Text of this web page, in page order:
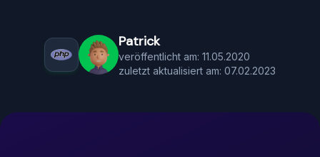
Patrick
veröffentlicht am: 11.05.2020
zuletzt aktualisiert am: 07.02.2023